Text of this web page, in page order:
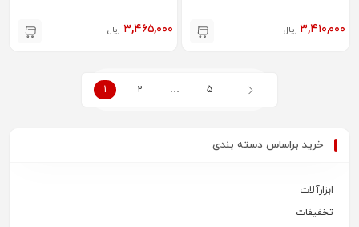
۳,۴۱۰,۰۰۰ ریال ۳,۴۶۵,۰۰۰ ریال
1 2 … 5
خرید براساس دسته بندی
ابزارآلات
تخفیفات